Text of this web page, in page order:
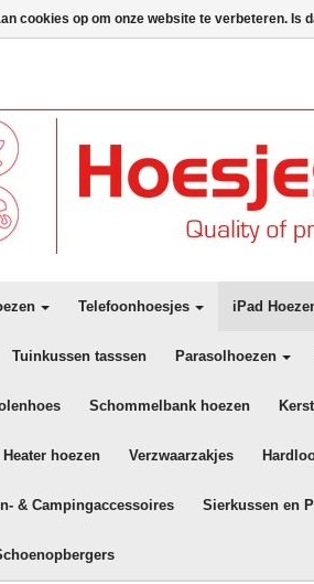
Telefoonhoesjes iPad
Tuinkussen tasssen Parasolhoezen
Schommelbank hoezen
Heater hoezen Verzwaarzakjes
& Campingaccessoires Sierkussen en
cookies op om onze website te verbeteren. Is